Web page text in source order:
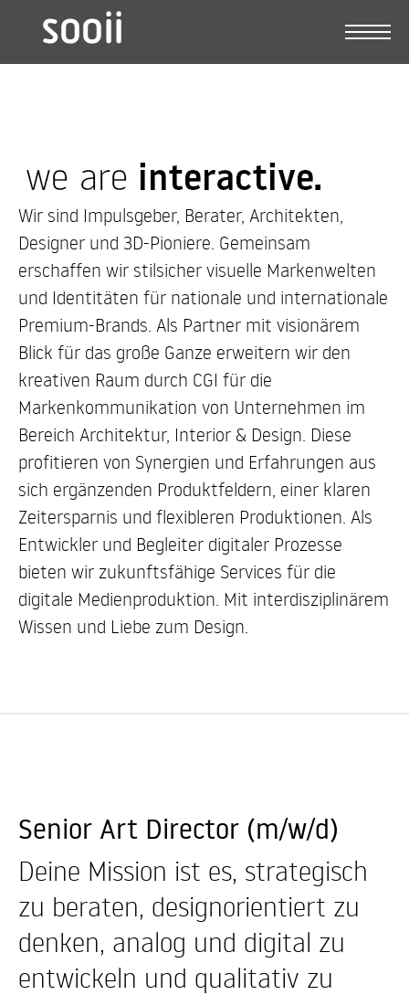
Wir sind Impulsgeber, Berater, Architekten,
Designer und 3D-Pioniere. Gemeinsam
erschaffen wir stilsicher visuelle Markenwelten
und Identitäten für nationale und internationale
Premium-Brands. Als Partner mit visionärem
Blick für das große Ganze erweitern wir den
kreativen Raum durch CGI für die
Markenkommunikation von Unternehmen im
Bereich Architektur, Interior & Design. Diese
profitieren von Synergien und Erfahrungen aus
sich ergänzenden Produktfeldern, einer klaren
Zeitersparnis und flexibleren Produktionen. Als
Entwickler und Begleiter digitaler Prozesse
bieten wir zukunftsfähige Services für die
digitale Medienproduktion. Mit interdisziplinärem
Wissen und Liebe zum Design.
Senior Art Director (m/w/d)
Deine Mission ist es, strategisch
zu beraten, designorientiert zu
denken, analog und digital zu
entwickeln und qualitativ zu